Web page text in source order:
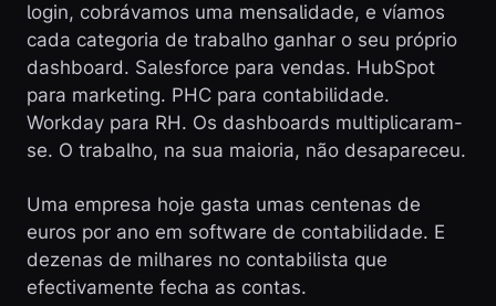
login, cobrávamos uma mensalidade, e víamos
cada categoria de trabalho ganhar o seu próprio
dashboard. Salesforce para vendas. HubSpot
para marketing. PHC para contabilidade.
Workday para RH. Os dashboards multiplicaram-
se. O trabalho, na sua maioria, não desapareceu.
Uma empresa hoje gasta umas centenas de
euros por ano em software de contabilidade. E
dezenas de milhares no contabilista que
efectivamente fecha as contas.